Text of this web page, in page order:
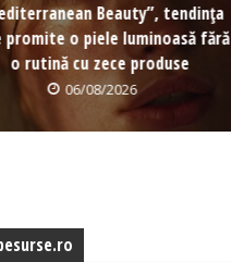
Beauty”, tendința
promite o piele luminoasă fără
o rutină cu zece produse
06/08/2026